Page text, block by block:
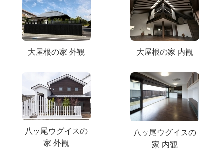
大屋根の家 外観 大屋根の家 内観
八ッ尾ウグイスの
家 外観
八ッ尾ウグイスの
家 内観